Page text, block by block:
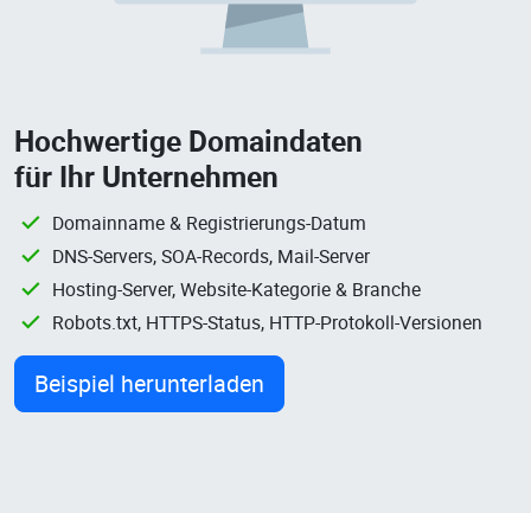
Hochwertige Domaindaten
für Ihr Unternehmen
Domainname & Registrierungs-Datum
DNS-Servers, SOA-Records, Mail-Server
Hosting-Server, Website-Kategorie & Branche
Robots.txt, HTTPS-Status, HTTP-Protokoll-Versionen
Beispiel herunterladen